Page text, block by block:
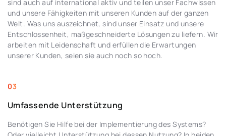
sind auch auf international aktiv und teilen unser Fachwissen
und unsere Fähigkeiten mit unseren Kunden auf der ganzen
Welt. Was uns auszeichnet, sind unser Einsatz und unsere
Entschlossenheit, maßgeschneiderte Lösungen zu liefern. Wir
arbeiten mit Leidenschaft und erfüllen die Erwartungen
unserer Kunden, seien sie auch noch so hoch.
Umfassende Unterstützung
Benötigen Sie Hilfe bei der Implementierung des Systems?